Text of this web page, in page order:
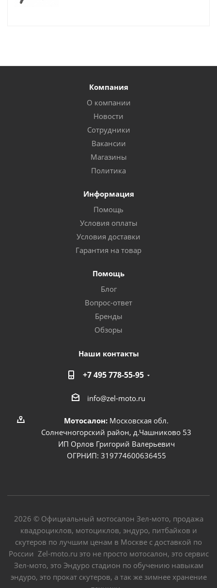
Компания
О компании
Новости
Сотрудники
Вакансии
Магазины
Политика
Информация
Помощь
Условия оплаты
Условия доставки
Гарантия на товар
Помощь
Блог
Вопрос-ответ
Бренды
Обзоры
Наши контакты
+7 495 778-55-95
info@zel-moto.ru
Мотосалон: Московская обл.
Солнечногорский район, д.Чашниково 53
ИП Орлов Григорий Валерьевич
ОГРНИП: 319774600636455
2026 © Официальный мотосалон Зел-мото, продажа
квадроциклов, мотоциклов, эндуро, питбайков и
скутеров по лучшим ценам в Москве с доставкой по
России Zel-moto.ru это не просто мотосалон, это сервис
Зел-мото, это Эндуро стадион по обучению навыкам
эндуро, это прокат скутеров, а так же зимнее хранение